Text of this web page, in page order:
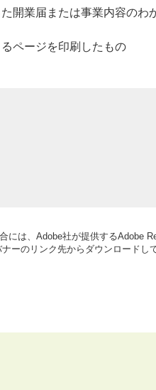
開業届または事業内容のわ
ページを印刷したもの
には、Adobe社が提供するAdobe
ーのリンク先からダウンロードし